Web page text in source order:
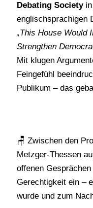
Debating Societyin
englischsprachigen
„This House Would
Strengthen
Mit klugen
Feingefühl
Publikum – das
🪑 Zwischen den
Metzger-Thessen
offenen
Gerechtigkeit ein –
wurde und zum